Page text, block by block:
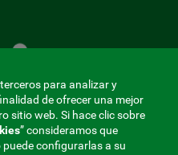
para analizar y
de ofrecer una mejor
sitio web. Si hace clic sobre
” consideramos que
configurarlas a su